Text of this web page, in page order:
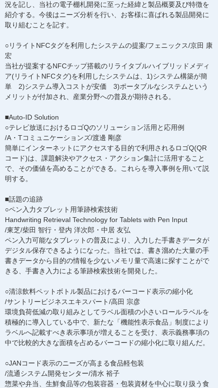
況を記し、当社の電子棚札開発に至った経緯と製品概要及び特徴を
紹介する。今後はニーズ分析を行い、お客様に喜ばれる製品開発に
取り組むことを記す。
○リライトNFCタグを利用したシステムの提案/フェニックス/京田 康
宏
当社が提案するNFCチップ搭載のリライタブルハイブリッドメディ
ア(リライトNFCタグ)を利用したシステムは、1)システム構築が簡
単 2)システム導入コストが安価 3)ポータブルなシステムという
メリットが付加され、産業分野への普及が期待される。
■Auto-ID Solution
○テレビ放送におけるロゴQのソリューション活用と応用例
/A・Tコミュニケーションズ/渡邊 剛彦
簡単にインターネットにアクセスする目的で利用されるロゴQ(QR
コード)は、課題解決やアクセス・アクション集計に活用すること
で、その価値を高めることができる。これらを導入事例を用いて説
明する。
■話題の追跡
○ペン入力タブレット用筆跡検索技術
Handwriting Retrieval Technology for Tablets with Pen Input
/東芝/柴田 智行・登内 洋次郎・中居 友弘
ペン入力可能なタブレットの普及により、入力した手書きデータが
デジタル保存できるようになった。当社では、書き溜めた大量の手
書きデータから目的の情報を少ないメモリ量で高速に探すことがで
きる、手書き入力による筆跡検索技術を開発した。
○清涼飲料ペットボトル製品におけるバーコード表示の縮小化
/サントリービジネスエキスパート/高田 宗彦
環境負荷低減の取り組みとしてラベル面積の小さいロールラベルを
積極的に導入している中で、新たな「機能性表示食品」制度により
ラベルへ記載すべき表示事項が増えることを受け、表示義務事項の
中で比較的大きな面積を占めるバーコードの縮小化に取り組んだ。
○JANコード表示のニーズが高まる食品軽包装
/流通システム開発センター/清水 裕子
惣菜や弁当、生鮮食品等の包装容器・包装資材を中心に取り扱う食